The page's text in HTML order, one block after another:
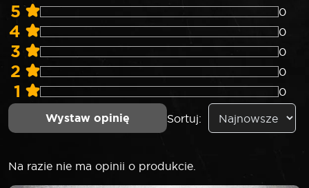
5 0
4 0
3 0
2 0
1 0
Wystaw opinię Sortuj:
Na razie nie ma opinii o produkcie.